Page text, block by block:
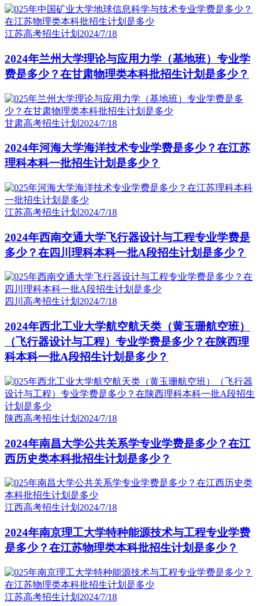
江苏高考招生计划 2024/7/18
2024年兰州大学理论与应用力学（基地班）专业学
费是多少？在甘肃物理类本科批招生计划是多少？
甘肃高考招生计划 2024/7/18
2024年河海大学海洋技术专业学费是多少？在江苏
理科本科一批招生计划是多少？
江苏高考招生计划 2024/7/18
2024年西南交通大学飞行器设计与工程专业学费是
多少？在四川理科本科一批A段招生计划是多少？
四川高考招生计划 2024/7/18
2024年西北工业大学航空航天类（黄玉珊航空班）
（飞行器设计与工程）专业学费是多少？在陕西理
科本科一批A段招生计划是多少？
陕西高考招生计划 2024/7/18
2024年南昌大学公共关系学专业学费是多少？在江
西历史类本科批招生计划是多少？
江西高考招生计划 2024/7/18
2024年南京理工大学特种能源技术与工程专业学费
是多少？在江苏物理类本科批招生计划是多少？
江苏高考招生计划 2024/7/18